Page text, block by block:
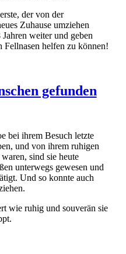
der von der
Zuhause umziehen
weiter und geben
helfen zu können!
gefunden
bei ihrem Besuch letzte
und von ihrem ruhigen
sind sie heute
unterwegs gewesen und
Und so konnte auch
wie ruhig und souverän sie